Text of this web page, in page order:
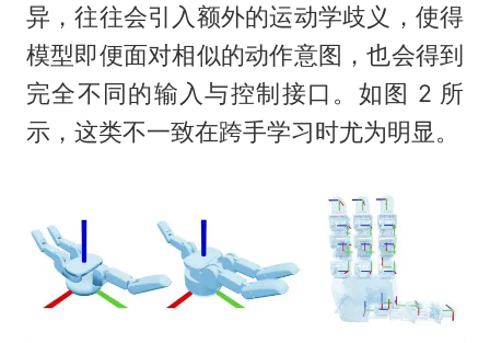
异，往往会引入额外的运动学歧义，使得
模型即便面对相似的动作意图，也会得到
完全不同的输入与控制接口。如图 2 所
示，这类不一致在跨手学习时尤为明显。